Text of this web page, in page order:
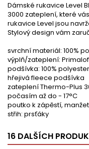
Dámské rukavice Level
3000 zateplení, které
rukavice Level jsou
Stylový design vám
svrchní materiál: 100%
výplň/zateplení:
podšívka: 100% polyester
hřejivá fleece podšívka
zateplení Thermo-Plus
počasím až do - 17°C
poutko k zápěstí,
střih: prsťáky
16 DALŠÍCH